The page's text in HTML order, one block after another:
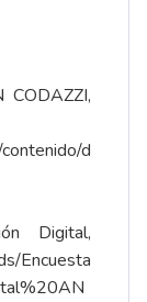
CODAZZI,
d
Digital,
Encuesta